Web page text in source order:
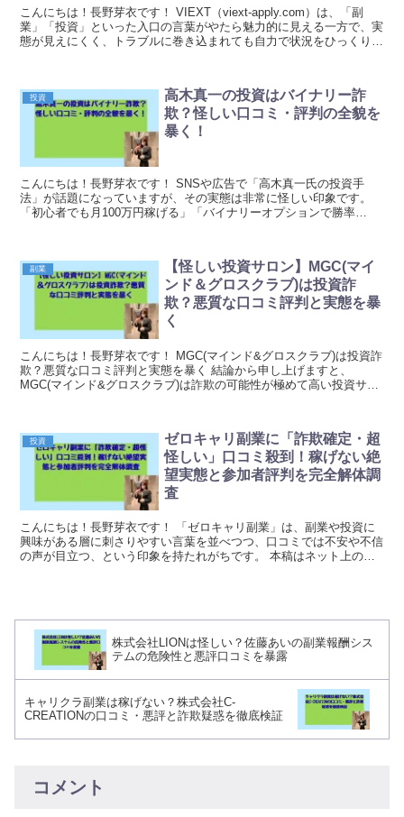
こんにちは！長野芽衣です！ VIEXT（viext-apply.com）は、「副
業」「投資」といった入口の言葉がやたら魅力的に見える一方で、実
態が見えにくく、トラブルに巻き込まれても自力で状況をひっくり返
投資
高木真一の投資はバイナリー詐
欺？怪しい口コミ・評判の全貌を
暴く！​
こんにちは！長野芽衣です！ SNSや広告で「高木真一氏の投資手
法」が話題になっていますが、その実態は非常に怪しい印象です。
「初心者でも月100万円稼げる」「バイナリーオプションで勝率
副業
【怪しい投資サロン】MGC(マイ
ンド＆グロスクラブ)は投資詐
欺？悪質な口コミ評判と実態を暴
く
こんにちは！長野芽衣です！ MGC(マインド&グロスクラブ)は投資詐
欺？悪質な口コミ評判と実態を暴く 結論から申し上げますと、
MGC(マインド&グロスクラブ)は詐欺の可能性が極めて高い投資サロ
投資
ゼロキャリ副業に「詐欺確定・超
怪しい」口コミ殺到！稼げない絶
望実態と参加者評判を完全解体調
査
こんにちは！長野芽衣です！ 「ゼロキャリ副業」は、副業や投資に
興味がある層に刺さりやすい言葉を並べつつ、口コミでは不安や不信
の声が目立つ、という印象を持たれがちです。 本稿はネット上の評
株式会社LIONは怪しい？佐藤あいの副業報酬シス
テムの危険性と悪評口コミを暴露
キャリクラ副業は稼げない？株式会社C-
CREATIONの口コミ・悪評と詐欺疑惑を徹底検証
コメント